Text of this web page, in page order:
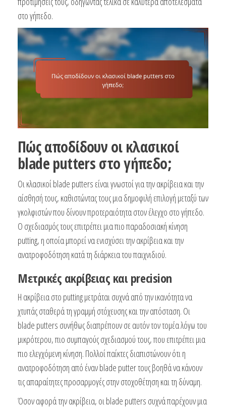
στο γήπεδο.
Πώς αποδίδουν οι κλασικοί
blade putters στο γήπεδο;
Οι κλασικοί blade putters είναι γνωστοί για την ακρίβεια και την
αίσθησή τους, καθιστώντας τους μια δημοφιλή επιλογή μεταξύ των
γκολφιστών που δίνουν προτεραιότητα στον έλεγχο στο γήπεδο.
Ο σχεδιασμός τους επιτρέπει μια πιο παραδοσιακή κίνηση
putting, η οποία μπορεί να ενισχύσει την ακρίβεια και την
ανατροφοδότηση κατά τη διάρκεια του παιχνιδιού.
Μετρικές ακρίβειας και precision
Η ακρίβεια στο putting μετράται συχνά από την ικανότητα να
χτυπάς σταθερά τη γραμμή στόχευσης και την απόσταση. Οι
blade putters συνήθως διαπρέπουν σε αυτόν τον τομέα λόγω του
μικρότερου, πιο συμπαγούς σχεδιασμού τους, που επιτρέπει μια
πιο ελεγχόμενη κίνηση. Πολλοί παίκτες διαπιστώνουν ότι η
ανατροφοδότηση από έναν blade putter τους βοηθά να κάνουν
τις απαραίτητες προσαρμογές στην στοχοθέτηση και τη δύναμη.
Όσον αφορά την ακρίβεια, οι blade putters συχνά παρέχουν μια